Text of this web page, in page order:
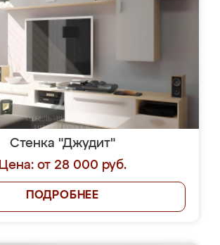
Стенка "Джудит"
Цена: от 28 000 руб.
ПОДРОБНЕЕ